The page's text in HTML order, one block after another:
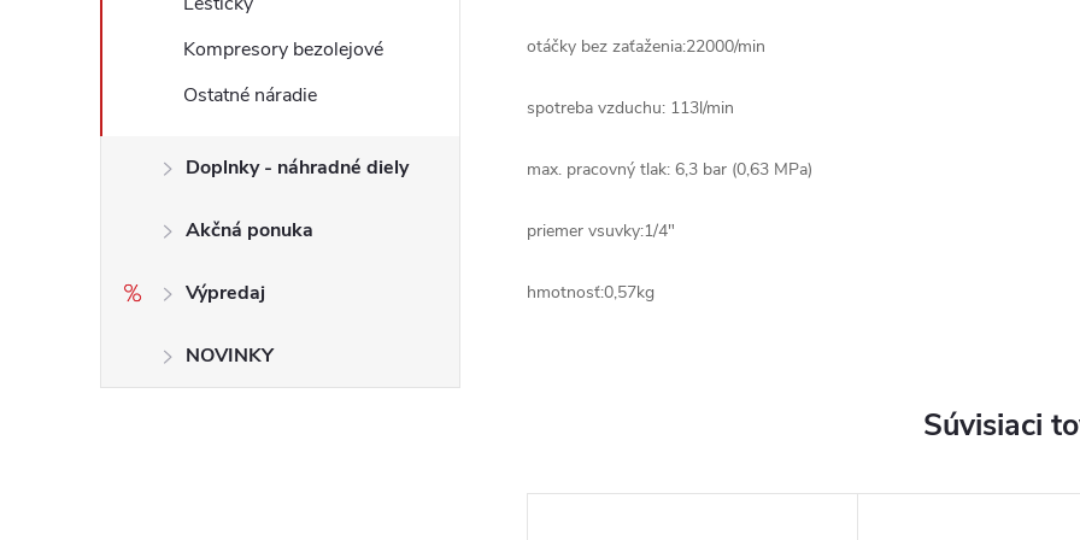
Kompresory bezolejové
Ostatné náradie
Doplnky - náhradné diely
Akčná ponuka
Výpredaj
NOVINKY
otáčky bez zaťaženia:22000/min
spotreba vzduchu: 113l/min
max. pracovný tlak: 6,3 bar (0,63 MPa)
priemer vsuvky:1/4"
hmotnosť:0,57kg
Súvisiaci